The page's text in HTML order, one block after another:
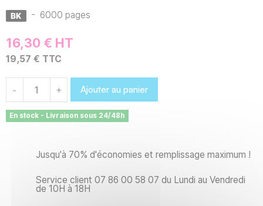
- 6000 pages
16,30 € HT
19,57 € TTC
- + Ajouter au panier
En stock - Livraison sous 24/48h
Jusqu'à 70% d'économies et remplissage maximum !
Service client 07 86 00 58 07 du Lundi au Vendredi
de 10H à 18H